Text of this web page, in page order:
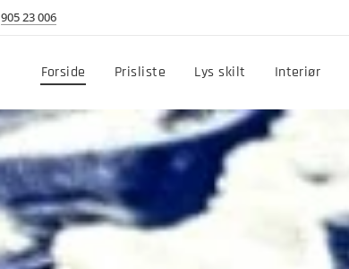
905 23 006
Forside Prisliste Lys skilt Interiør